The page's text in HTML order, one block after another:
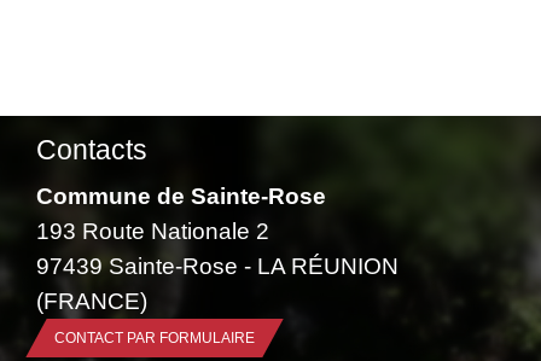
Contacts
Commune de Sainte-Rose
193 Route Nationale 2
97439 Sainte-Rose - LA RÉUNION
(FRANCE)
CONTACT PAR FORMULAIRE